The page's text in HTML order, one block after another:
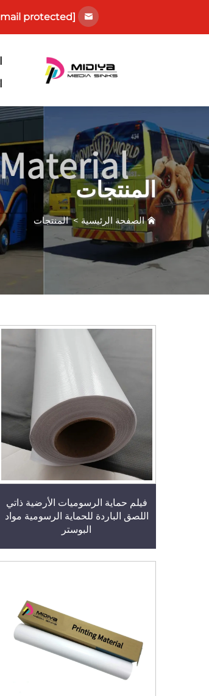
[email protected]
المنتجات
الصفحة الرئيسية >المنتجات
فيلم حماية الرسوميات الأرضية ذاتي
اللصق الباردة للحماية الرسومية مواد
البوستر